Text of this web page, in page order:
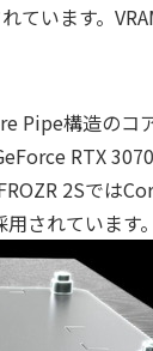
ています。
Pipe構造のコ
RTX
2Sでは
されています。